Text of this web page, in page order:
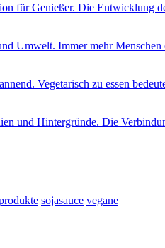
für Genießer. Die Entwicklung
Umwelt. Immer mehr Menschen
Vegetarisch zu essen
und Hintergründe. Die
sojasauce vegane